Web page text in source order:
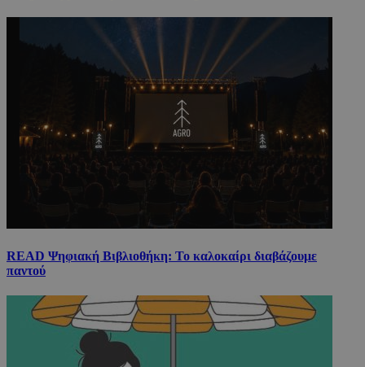
READ Ψηφιακή Βιβλιοθήκη: Το καλοκαίρι διαβάζουμε
παντού